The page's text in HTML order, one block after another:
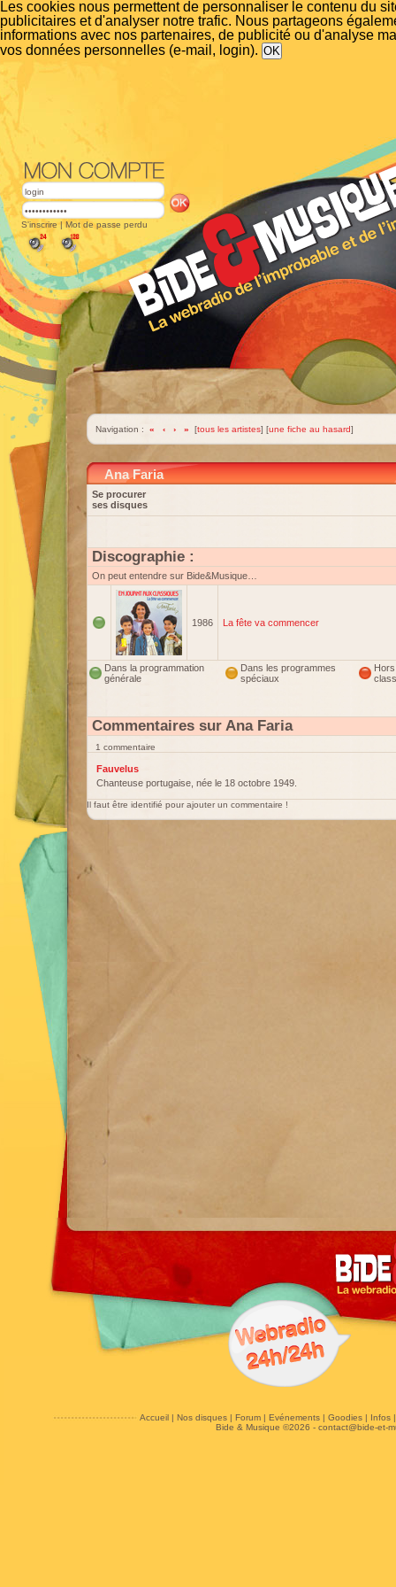
Les cookies nous permettent de personnaliser le contenu du
publicitaires et d'analyser notre trafic. Nous partageons
informations avec nos partenaires, de publicité ou d'analyse
vos données personnelles (e-mail, login).
S'inscrire | Mot de passe perdu
Navigation : « ‹ › » [tous les artistes] [une fiche au hasard]
Ana Faria
Se procurer
ses disques
Discographie :
On peut entendre sur Bide&Musique…
1986 La fête va commencer
Dans la programmation
générale
Dans les programmes
spéciaux
Hors
Commentaires sur Ana Faria
1 commentaire
Fauvelus
Chanteuse portugaise, née le 18 octobre 1949.
Il faut être identifié pour ajouter un commentaire !
Accueil| Nos disques| Forum| Evénements| Goodies| Infos
Bide & Musique ©2026 - contact@bide-et-